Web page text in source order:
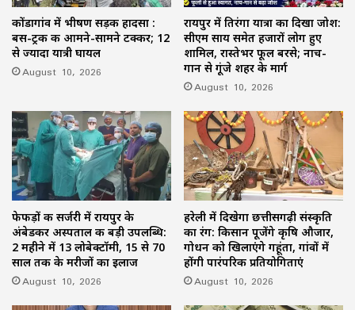
कोंडागांव में भीषण सड़क हादसा :
बस-ट्रक की आमने-सामने टक्कर; 12
से ज्यादा यात्री घायल
August 10, 2026
रायपुर में तिरंगा यात्रा का दिखा जोश:
सीएम साय समेत हजारों लोग हुए
शामिल, रास्तेभर फूल बरसे; नाच-
गान से गूंजे शहर के मार्ग
August 10, 2026
फेफड़ों की सर्जरी में रायपुर के
अंबेडकर अस्पताल की बड़ी उपलब्धि:
2 महीने में 13 लोबेक्टॉमी, 15 से 70
साल तक के मरीजों का इलाज
August 10, 2026
हरेली में दिखेगा छत्तीसगढ़ी संस्कृति
का रंग: किसान पूजेंगे कृषि औजार,
गोधन को खिलाएंगे गहूंता, गांवों में
होंगी पारंपरिक प्रतियोगिताएं
August 10, 2026